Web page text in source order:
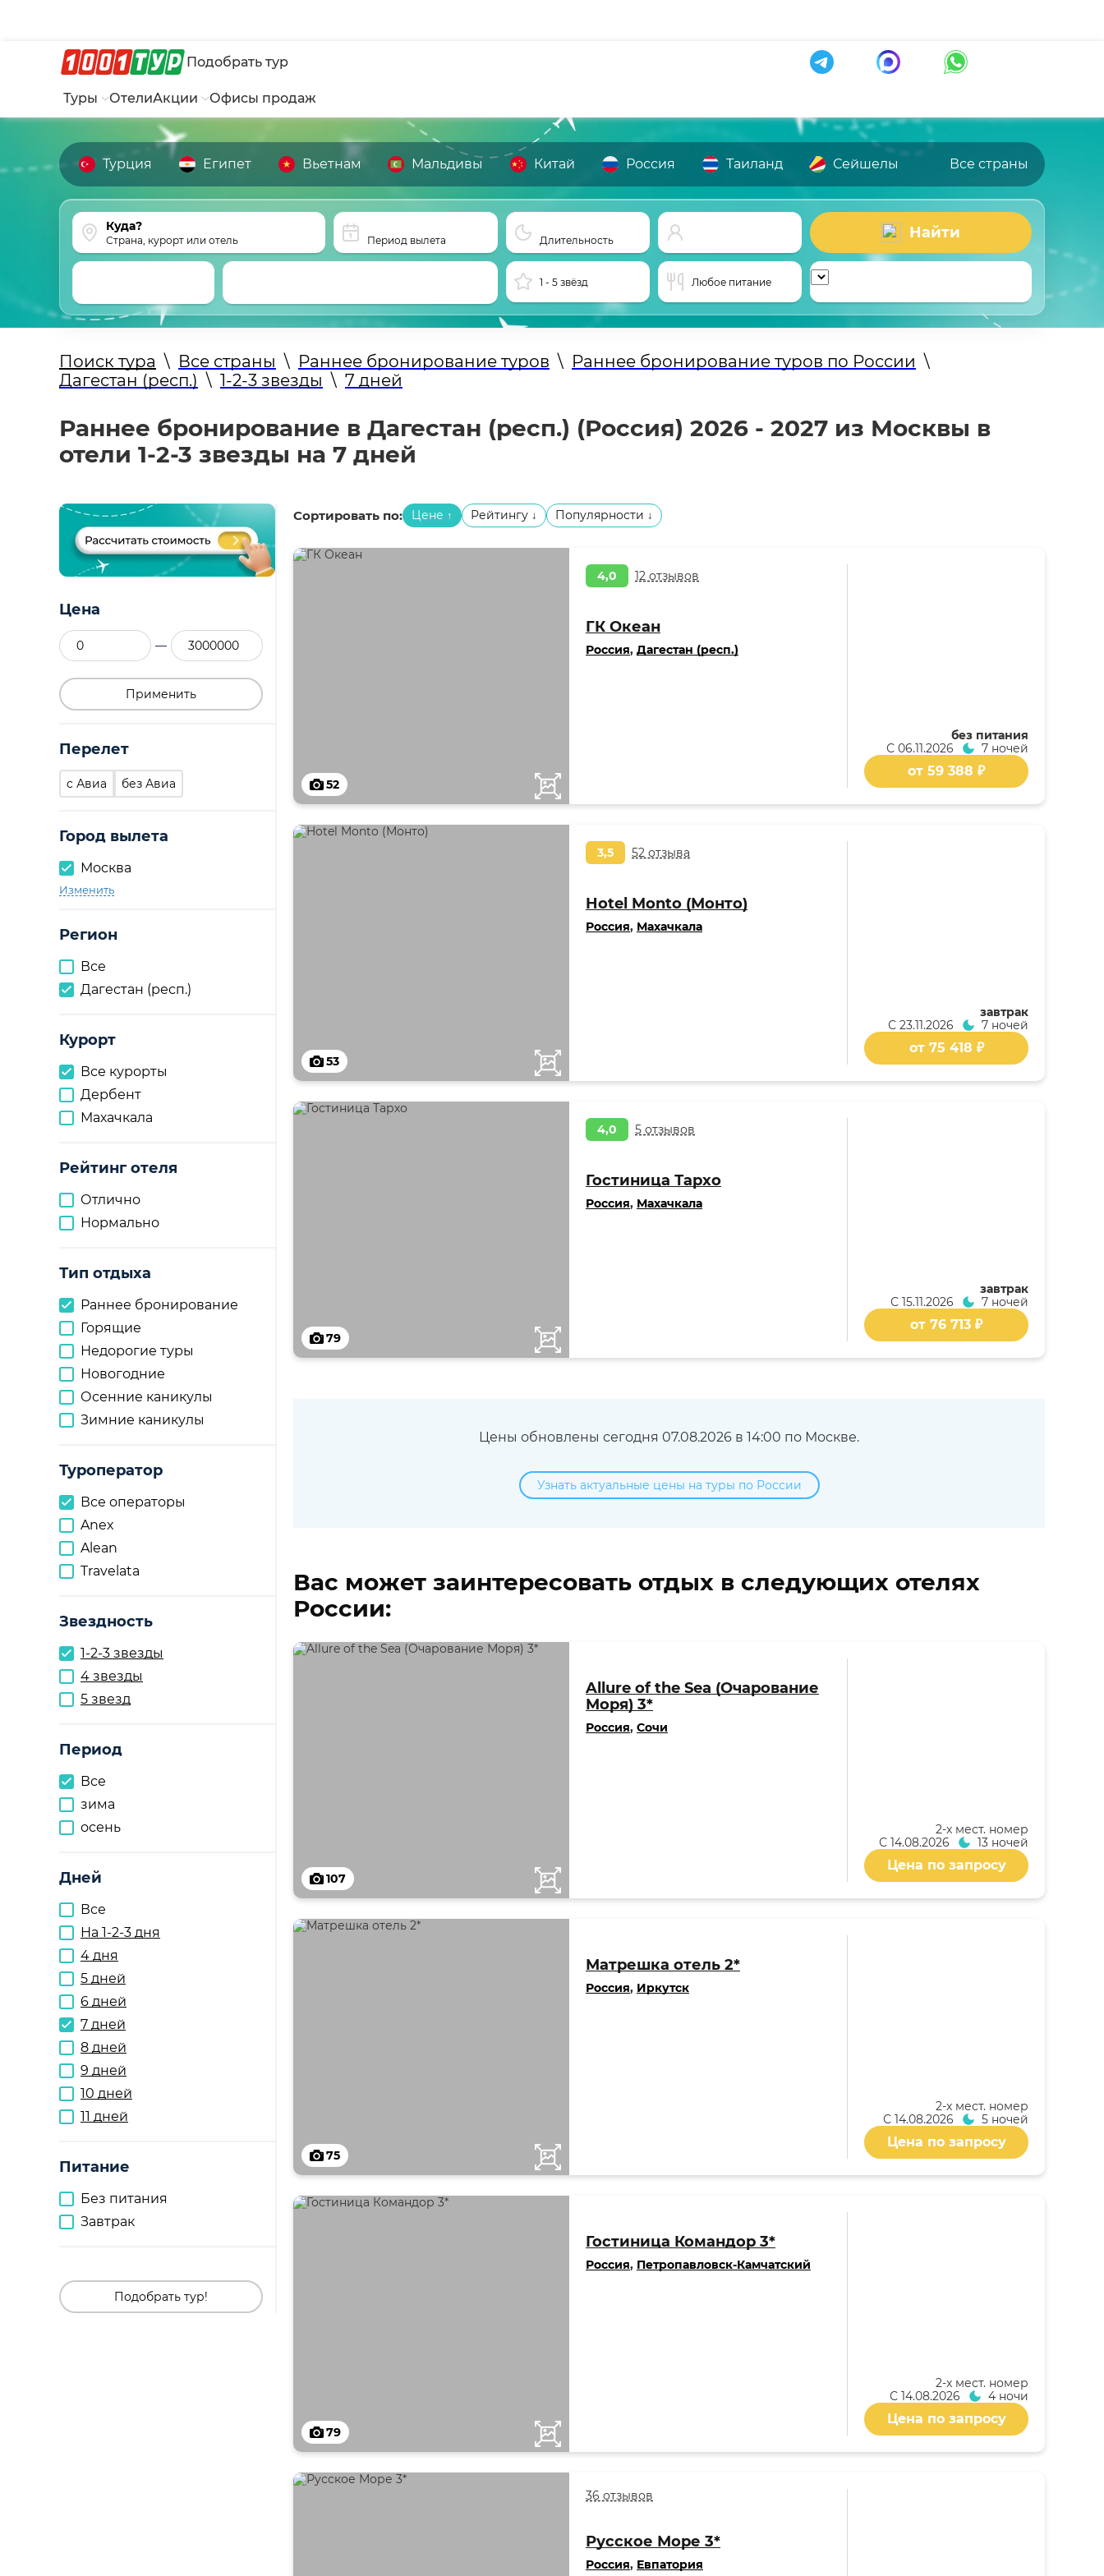
Подобрать тур
Туры ОтелиАкции Офисы продаж
Турция Египет Вьетнам Мальдивы Китай Россия Таиланд Сейшелы Все страны
Страна, курорт или отель Период вылета Длительность Найти
1 - 5 звёзд Любое питание
Поиск тура \ Все страны \ Раннее бронирование туров \ Раннее бронирование туров по России \
Дагестан (респ.) \ 1-2-3 звезды \ 7 дней
Раннее бронирование в Дагестан (респ.) (Россия) 2026 - 2027 из Москвы в
отели 1-2-3 звезды на 7 дней
Цена
—
Применить
Перелет
c Авиа без Авиа
Город вылета
Москва
Изменить
Регион
Все
Дагестан (респ.)
Курорт
Все курорты
Дербент
Махачкала
Рейтинг отеля
Отлично
Нормально
Тип отдыха
Раннее бронирование
Горящие
Недорогие туры
Новогодние
Осенние каникулы
Зимние каникулы
Туроператор
Все операторы
Anex
Alean
Travelata
Звездность
1-2-3 звезды
4 звезды
5 звезд
Период
Все
зима
осень
Дней
Все
На 1-2-3 дня
4 дня
5 дней
6 дней
7 дней
8 дней
9 дней
10 дней
11 дней
Питание
Без питания
Завтрак
Подобрать тур!
Сортировать по: Цене ↑ Рейтингу ↓ Популярности ↓
52
4,0 12 отзывов
ГК Океан
Россия, Дагестан (респ.)
без питания
С 06.11.2026 7 ночей
от 59 388 ₽
53
3,5 52 отзыва
Hotel Monto (Монто)
Россия, Махачкала
завтрак
С 23.11.2026 7 ночей
от 75 418 ₽
79
4,0 5 отзывов
Гостиница Тархо
Россия, Махачкала
завтрак
С 15.11.2026 7 ночей
от 76 713 ₽
Цены обновлены сегодня 07.08.2026 в 14:00 по Москве.
Узнать актуальные цены на туры по России
Вас может заинтересовать отдых в следующих отелях
России:
107
Allure of the Sea (Очарование
Моря) 3*
Россия, Сочи
2-x мест. номер
С 14.08.2026 13 ночей
Цена по запросу
75
Матрешка отель 2*
Россия, Иркутск
2-x мест. номер
С 14.08.2026 5 ночей
Цена по запросу
79
Гостиница Командор 3*
Россия, Петропавловск-Камчатский
2-x мест. номер
С 14.08.2026 4 ночи
Цена по запросу
36 отзывов
Русское Море 3*
Россия, Евпатория